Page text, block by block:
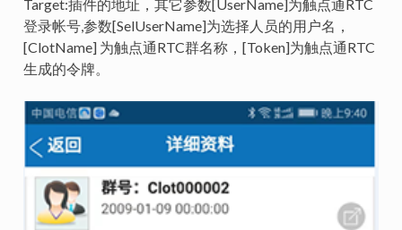
Target:插件的地址，其它参数[UserName]为触点通RTC
登录帐号,参数[SelUserName]为选择人员的用户名，
[ClotName] 为触点通RTC群名称，[Token]为触点通RTC
生成的令牌。